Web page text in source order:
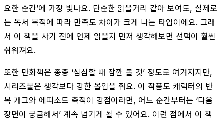
요한 순간’에 가장 빛나요. 단순한 읽을거리 같아 보여도, 실제로
는 독서 목적에 따라 만족도 차이가 크게 나는 타입이에요. 그래
서 이 책을 사기 전에 언제 읽을지 먼저 생각해보면 선택이 훨씬
쉬워져요.
또한 만화책은 종종 ‘심심할 때 잠깐 볼 것’ 정도로 여겨지지만,
시리즈물은 생각보다 강한 몰입을 줘요. 이 작품도 캐릭터의 반
복 개그와 에피소드 축적이 강점이라면, 어느 순간부터는 ‘다음
장면이 궁금해서’ 계속 넘기게 될 수 있어요. 이런 점에서 이 책